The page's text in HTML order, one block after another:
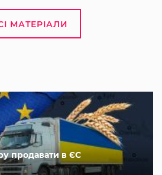
МАТЕРІАЛИ
продавати в ЄС